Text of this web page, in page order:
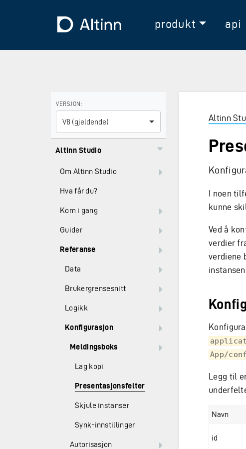
Til forsidenprodukt api
VERSJON:
V8 (gjeldende)
Bruk piltastene for å navigere mellom versjoner og Enter for
Altinn Studio
Om Altinn Studio
Hva får du?
Kom i gang
Guider
Referanse
Data
Brukergrensesnitt
Logikk
Konfigurasjon
Meldingsboks
Lag kopi
Presentasjonsfelter
Skjule instanser
Synk-innstillinger
Autorisasjon
Altinn
I noen
kunne
Ved å
verdier
verdiene
App/
Legg til
Navn
id